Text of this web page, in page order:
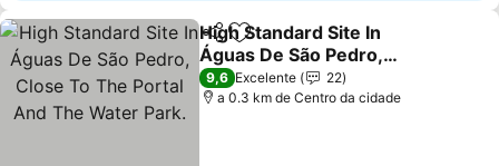
PartilharAdicionar aos favoritos
High Standard Site In
Águas De São Pedro,
Close To The Portal And
The Water Park.
Ver preços
9,6 Excelente
22
a 0.3 km de Centro da cidade